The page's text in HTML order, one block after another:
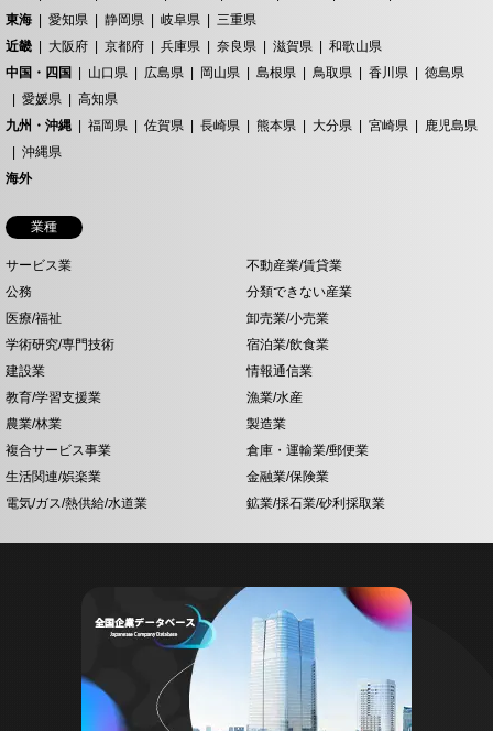
東海
愛知県 静岡県 岐阜県
三重県
近畿
大阪府 京都府 兵庫県 奈良県 滋賀県
和歌山県
中国・四国
山口県 広島県 岡山県 島根県 鳥取県 香川県
徳島県
愛媛県
高知県
九州・沖縄
福岡県 佐賀県 長崎県 熊本県 大分県 宮崎県
鹿児島県
沖縄県
海外
業種
サービス業
不動産業/賃貸業
公務
分類できない産業
医療/福祉
卸売業/小売業
学術研究/専門技術
宿泊業/飲食業
建設業
情報通信業
教育/学習支援業
漁業/水産
農業/林業
製造業
複合サービス事業
倉庫・運輸業/郵便業
生活関連/娯楽業
金融業/保険業
電気/ガス/熱供給/水道業
鉱業/採石業/砂利採取業